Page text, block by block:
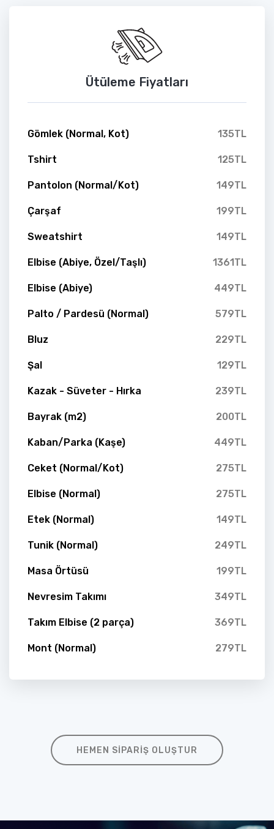
Ütüleme Fiyatları
Gömlek (Normal, Kot) 135TL
Tshirt 125TL
Pantolon (Normal/Kot) 149TL
Çarşaf 199TL
Sweatshirt 149TL
Elbise (Abiye, Özel/Taşlı) 1361TL
Elbise (Abiye) 449TL
Palto / Pardesü (Normal) 579TL
Bluz 229TL
Şal 129TL
Kazak - Süveter - Hırka 239TL
Bayrak (m2) 200TL
Kaban/Parka (Kaşe) 449TL
Ceket (Normal/Kot) 275TL
Elbise (Normal) 275TL
Etek (Normal) 149TL
Tunik (Normal) 249TL
Masa Örtüsü 199TL
Nevresim Takımı 349TL
Takım Elbise (2 parça) 369TL
Mont (Normal) 279TL
HEMEN SIPARIŞ OLUŞTUR